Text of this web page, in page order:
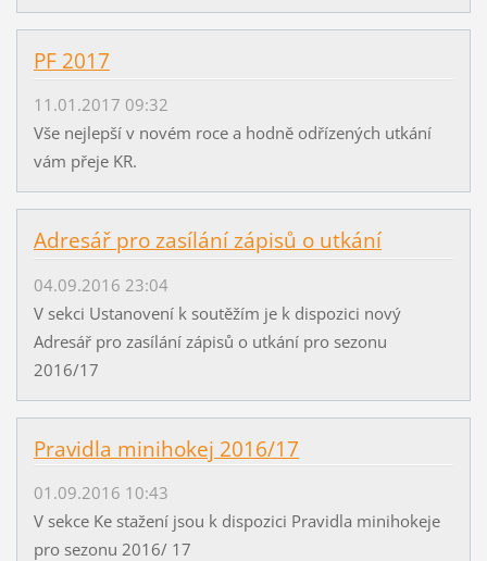
PF 2017
11.01.2017 09:32
Vše nejlepší v novém roce a hodně odřízených utkání
vám přeje KR.
Adresář pro zasílání zápisů o utkání
04.09.2016 23:04
V sekci Ustanovení k soutěžím je k dispozici nový
Adresář pro zasílání zápisů o utkání pro sezonu
2016/17
Pravidla minihokej 2016/17
01.09.2016 10:43
V sekce Ke stažení jsou k dispozici Pravidla minihokeje
pro sezonu 2016/ 17